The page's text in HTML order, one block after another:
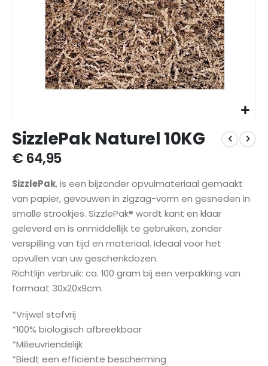
naar
het
begin
de
afbeeldingen-
gallerij
SizzlePak Naturel 10KG
€ 64,95
SizzlePak, is een bijzonder opvulmateriaal gemaakt
van papier, gevouwen in zigzag-vorm en gesneden in
smalle strookjes. SizzlePak® wordt kant en klaar
geleverd en is onmiddellijk te gebruiken, zonder
verspilling van tijd en materiaal. Ideaal voor het
opvullen van uw geschenkdozen.
Richtlijn verbruik: ca. 100 gram bij een verpakking van
formaat 30x20x9cm.
*Vrijwel stofvrij
*100% biologisch afbreekbaar
*Milieuvriendelijk
*Biedt een efficiënte bescherming